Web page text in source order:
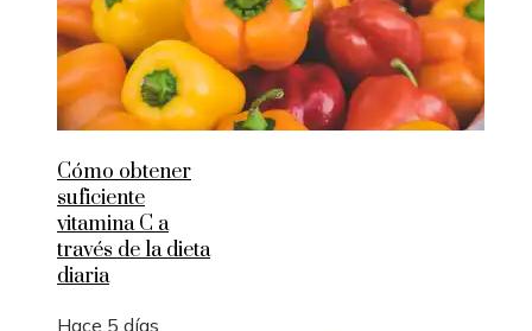
Cómo obtener
suficiente
vitamina C a
través de la dieta
diaria
Hace 5 días